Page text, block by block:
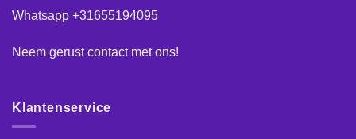
Whatsapp +31655194095
Neem gerustcontactmet ons!
Klantenservice